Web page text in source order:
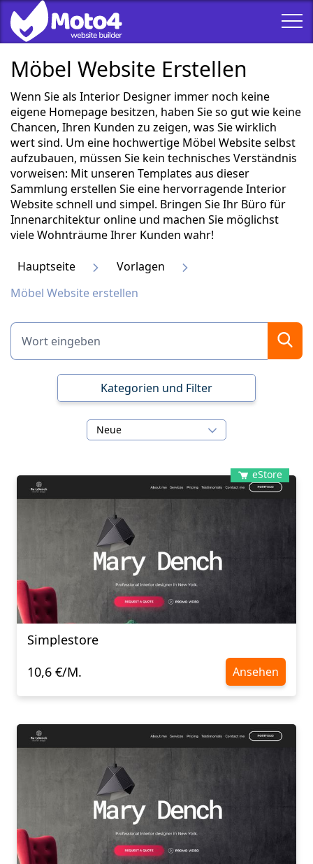
Möbel Website Erstellen
Wenn Sie als Interior Designer immer noch keine
eigene Homepage besitzen, haben Sie so gut wie keine
Chancen, Ihren Kunden zu zeigen, was Sie wirklich
wert sind. Um eine hochwertige Möbel Website selbst
aufzubauen, müssen Sie kein technisches Verständnis
vorweisen: Mit unseren Templates aus dieser
Sammlung erstellen Sie eine hervorragende Interior
Website schnell und simpel. Bringen Sie Ihr Büro für
Innenarchitektur online und machen Sie möglichst
viele Wohnträume Ihrer Kunden wahr!
Hauptseite
Vorlagen
Möbel Website erstellen
Kategorien und Filter
Neue
eStore
Simplestore
10,6 €/M.
Ansehen